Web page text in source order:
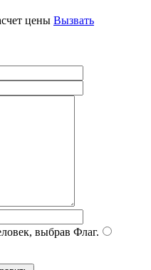
цены Вызвать
выбрав Флаг.